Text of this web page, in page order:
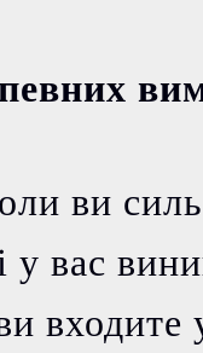
ви
вас
входите